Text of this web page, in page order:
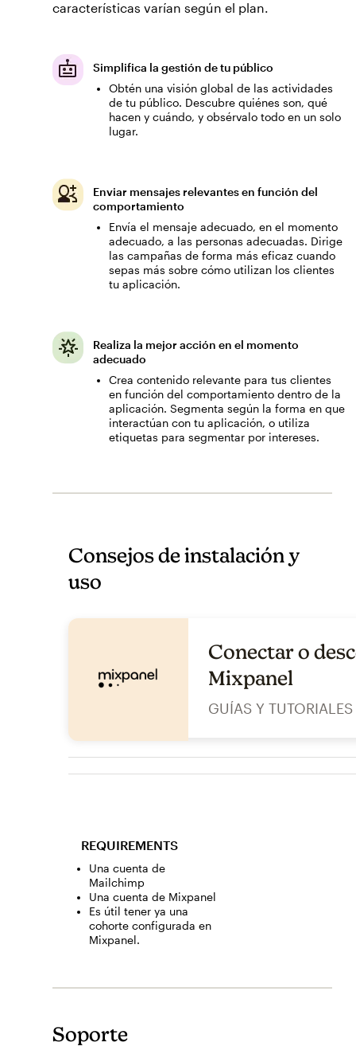
características varían según el plan.
Simplifica la gestión de tu público
Obtén una visión global de las actividades
de tu público. Descubre quiénes son, qué
hacen y cuándo, y obsérvalo todo en un solo
lugar.
Enviar mensajes relevantes en función del
comportamiento
Envía el mensaje adecuado, en el momento
adecuado, a las personas adecuadas. Dirige
las campañas de forma más eficaz cuando
sepas más sobre cómo utilizan los clientes
tu aplicación.
Realiza la mejor acción en el momento
adecuado
Crea contenido relevante para tus clientes
en función del comportamiento dentro de la
aplicación. Segmenta según la forma en que
interactúan con tu aplicación, o utiliza
etiquetas para segmentar por intereses.
Consejos de instalación y
uso
Conectar o
Mixpanel
GUÍAS Y TUTORIALES
REQUIREMENTS
Una cuenta de
Mailchimp
Una cuenta de Mixpanel
Es útil tener ya una
cohorte configurada en
Mixpanel.
Soporte